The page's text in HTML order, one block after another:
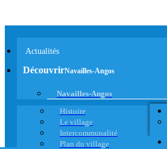
Actualités
DécouvrirNavailles-Angos
Navailles-Angos
Histoire
Le village
Intercommunalité
Plan du village